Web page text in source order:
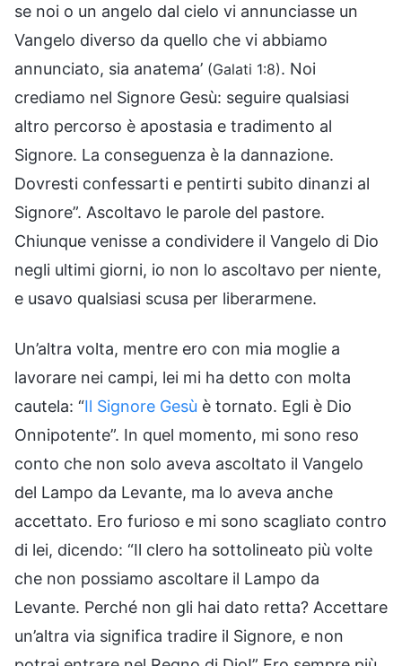
se noi o un angelo dal cielo vi annunciasse un
Vangelo diverso da quello che vi abbiamo
annunciato, sia anatema’ (Galati 1:8). Noi
crediamo nel Signore Gesù: seguire qualsiasi
altro percorso è apostasia e tradimento al
Signore. La conseguenza è la dannazione.
Dovresti confessarti e pentirti subito dinanzi al
Signore”. Ascoltavo le parole del pastore.
Chiunque venisse a condividere il Vangelo di Dio
negli ultimi giorni, io non lo ascoltavo per niente,
e usavo qualsiasi scusa per liberarmene.
Un’altra volta, mentre ero con mia moglie a
lavorare nei campi, lei mi ha detto con molta
cautela: “Il Signore Gesù è tornato. Egli è Dio
Onnipotente”. In quel momento, mi sono reso
conto che non solo aveva ascoltato il Vangelo
del Lampo da Levante, ma lo aveva anche
accettato. Ero furioso e mi sono scagliato contro
di lei, dicendo: “Il clero ha sottolineato più volte
che non possiamo ascoltare il Lampo da
Levante. Perché non gli hai dato retta? Accettare
un’altra via significa tradire il Signore, e non